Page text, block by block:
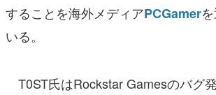
することを海外メディアPCGamer
いる。
T0ST氏はRockstar Gamesのバグ